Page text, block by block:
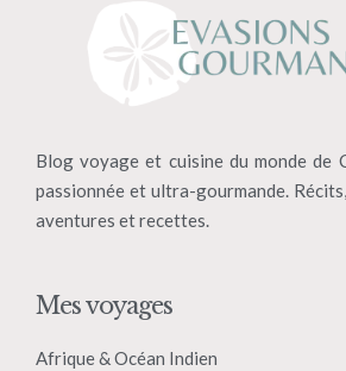
Blog voyage et cuisine du monde de
passionnée et ultra-gourmande.
aventures et recettes.
Mes voyages
Afrique & Océan Indien